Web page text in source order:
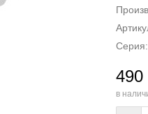
Серия:
490
в